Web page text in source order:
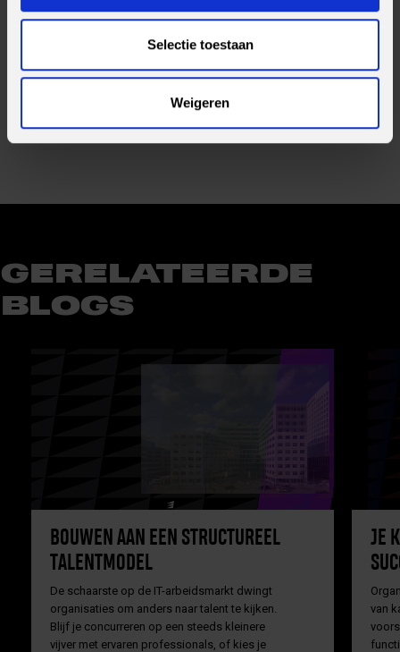
Selectie toestaan
Weigeren
GERELATEERDE
BLOGS
BOUWEN AAN EEN STRUCTUREEL
TALENTMODEL
De schaarste op de IT-arbeidsmarkt dwingt
organisaties om anders naar talent te kijken.
Blijf je concurreren op een steeds kleinere
vijver met ervaren professionals, of kies je
JE
van